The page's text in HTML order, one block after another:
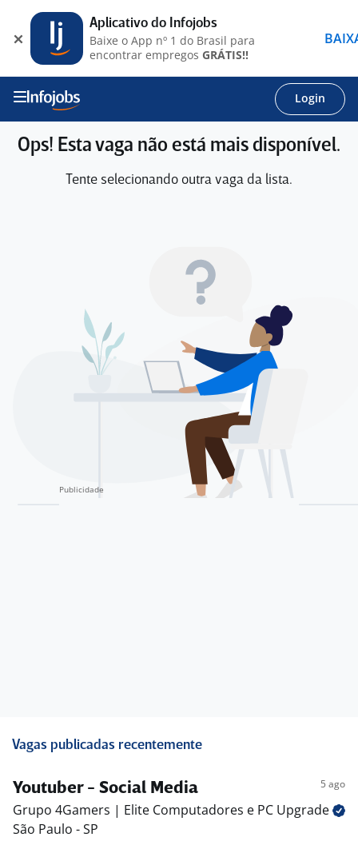
Login
Ops! Esta vaga não está mais disponível.
Tente selecionando outra vaga da lista.
Vagas publicadas recentemente
Youtuber - Social Media 5 ago
Grupo 4Gamers | Elite Computadores e PC Upgrade
São Paulo - SP
Aplicativo do Infojobs
Baixe o App nº 1 do Brasil para
encontrar empregos GRÁTIS!!